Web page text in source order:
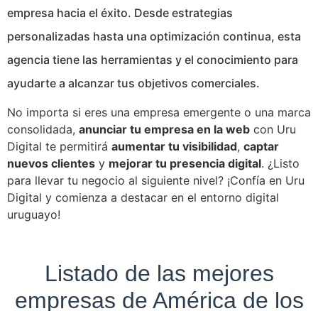
empresa hacia el éxito. Desde estrategias
personalizadas hasta una optimización continua, esta
agencia tiene las herramientas y el conocimiento para
ayudarte a alcanzar tus objetivos comerciales.
No importa si eres una empresa emergente o una marca
consolidada, anunciar tu empresa en la web con Uru
Digital te permitirá aumentar tu visibilidad, captar
nuevos clientes y mejorar tu presencia digital. ¿Listo
para llevar tu negocio al siguiente nivel? ¡Confía en Uru
Digital y comienza a destacar en el entorno digital
uruguayo!
Listado de las mejores
empresas de América de los